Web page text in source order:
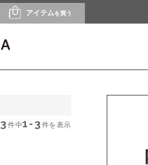
アイテムを買う
3 件中1-3 件を表示